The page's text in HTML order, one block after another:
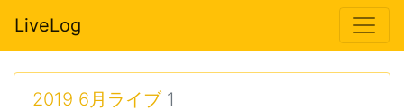
LiveLog
2019 6月ライブ1